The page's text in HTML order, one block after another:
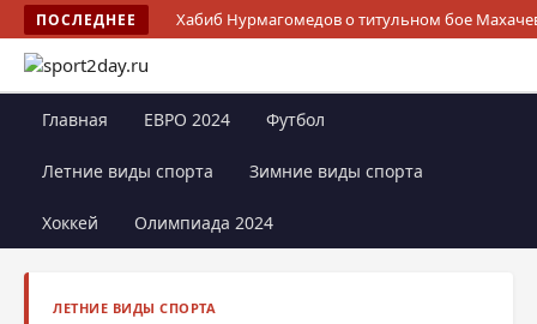
ПОСЛЕДНЕЕ Хабиб Нурмагомедов о титульном бое
Главная ЕВРО 2024 Футбол
Летние виды спорта Зимние виды спорта
Хоккей Олимпиада 2024
ЛЕТНИЕ ВИДЫ СПОРТА